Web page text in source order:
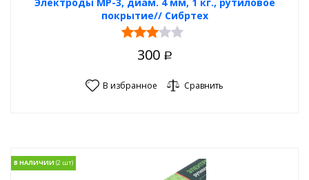
покрытие// Сибртех
300 Р
В избранное Сравнить
В НАЛИЧИИ